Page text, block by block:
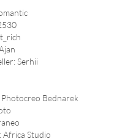
Serhii
Bednarek
Africa Studio